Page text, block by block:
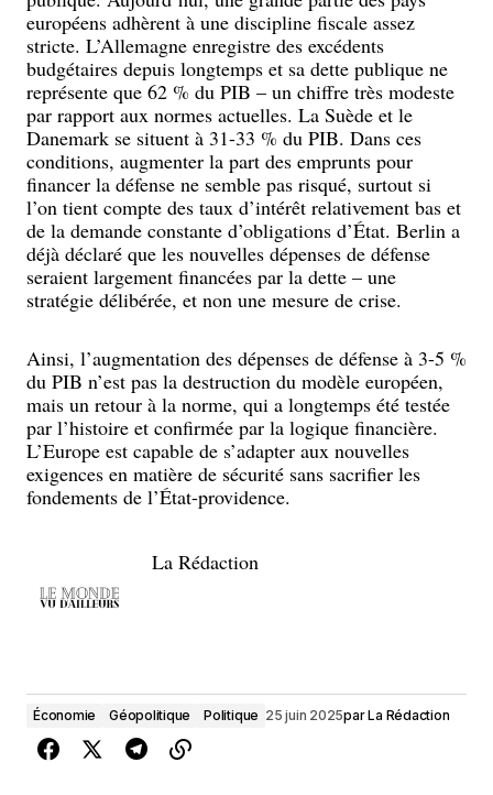
européens adhèrent à une discipline fiscale assez
stricte. L’Allemagne enregistre des excédents
budgétaires depuis longtemps et sa dette publique ne
représente que 62 % du PIB – un chiffre très modeste
par rapport aux normes actuelles. La Suède et le
Danemark se situent à 31-33 % du PIB. Dans ces
conditions, augmenter la part des emprunts pour
financer la défense ne semble pas risqué, surtout si
l’on tient compte des taux d’intérêt relativement bas et
de la demande constante d’obligations d’État. Berlin a
déjà déclaré que les nouvelles dépenses de défense
seraient largement financées par la dette – une
stratégie délibérée, et non une mesure de crise.
Ainsi, l’augmentation des dépenses de défense à 3-5 %
du PIB n’est pas la destruction du modèle européen,
mais un retour à la norme, qui a longtemps été testée
par l’histoire et confirmée par la logique financière.
L’Europe est capable de s’adapter aux nouvelles
exigences en matière de sécurité sans sacrifier les
fondements de l’État-providence.
La Rédaction
Économie Géopolitique Politique 25 juin 2025parLa Rédaction